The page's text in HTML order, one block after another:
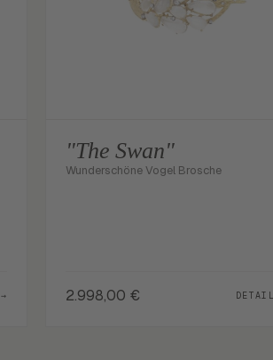
→
"The Swan"
Wunderschöne Vogel Brosche
2.998,00 €